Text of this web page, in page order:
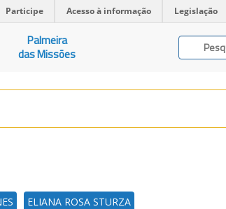
Participe Acesso à informação Legislação
Palmeira
das Missões
ELIANA ROSA STURZA